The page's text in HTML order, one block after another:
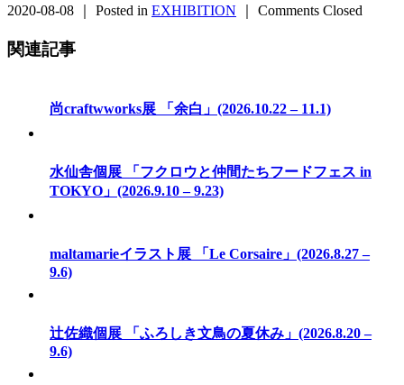
2020-08-08 ｜ Posted in EXHIBITION Comments Closed
関連記事
尚craftwworks展 「余白」(2026.10.22 – 11.1)
水仙舎個展 「フクロウと仲間たちフードフェス in
TOKYO」(2026.9.10 – 9.23)
maltamarieイラスト展 「Le Corsaire」(2026.8.27 –
9.6)
辻佐織個展 「ふろしき文鳥の夏休み」(2026.8.20 –
9.6)